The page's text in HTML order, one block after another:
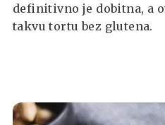
definitivno je dobitna, a
takvu tortu bez glutena.